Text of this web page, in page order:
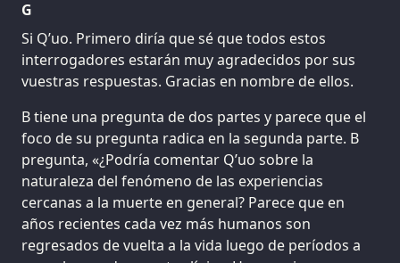
G
Si Q’uo. Primero diría que sé que todos estos
interrogadores estarán muy agradecidos por sus
vuestras respuestas. Gracias en nombre de ellos.
B tiene una pregunta de dos partes y parece que el
foco de su pregunta radica en la segunda parte. B
pregunta, «¿Podría comentar Q’uo sobre la
naturaleza del fenómeno de las experiencias
cercanas a la muerte en general? Parece que en
años recientes cada vez más humanos son
regresados de vuelta a la vida luego de períodos a